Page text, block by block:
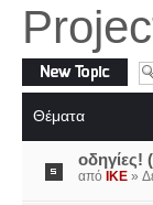
Δημιουργία νέου
θέματος
Θέματα
οδηγίες!
από IKE »